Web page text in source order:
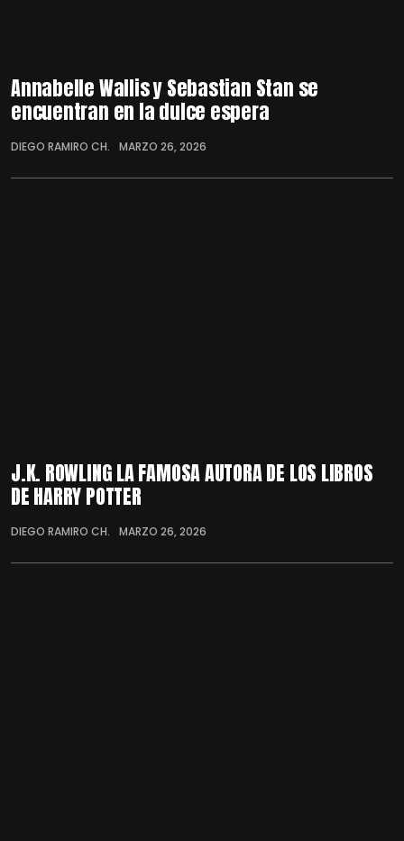
Annabelle Wallis y Sebastian Stan se
encuentran en la dulce espera
DIEGO RAMIRO CH. MARZO 26, 2026
J.K. ROWLING LA FAMOSA AUTORA DE LOS LIBROS
DE HARRY POTTER
DIEGO RAMIRO CH. MARZO 26, 2026